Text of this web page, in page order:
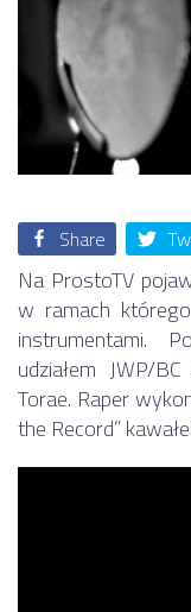
Share
Na ProstoTV
w ramach
instrumentami.
udziałem JWP/
Torae. Raper
the Record”